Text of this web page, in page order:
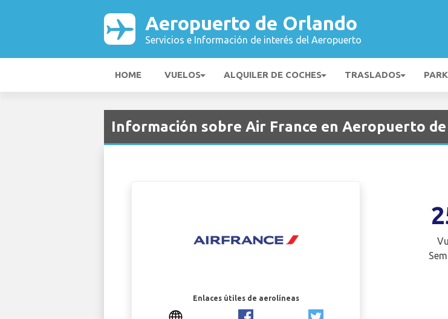
Aeropuerto de Orlando
Servicios e Información de interés del Aeropuerto
HOME VUELOS ALQUILER DE COCHES TRASLADOS
Información sobre Air France en Aeropuerto de
Enlaces útiles de aerolíneas